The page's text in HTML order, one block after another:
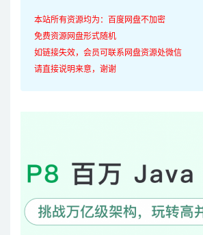
本站所有资源均为：百度网盘不加密
免费资源网盘形式随机
如链接失效，会员可联系网盘资源处微信
请直接说明来意，谢谢